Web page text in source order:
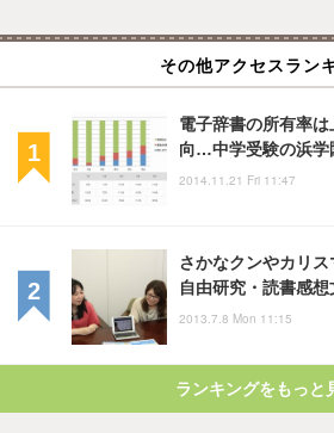
その他アクセスラン
電子辞書の所有率
向…中学受験の浜学
2014.11.21 Fri 11:47
さかなクンやカリ
自由研究・読書感
2013.7.8 Mon 11:15
ランキングをもっと